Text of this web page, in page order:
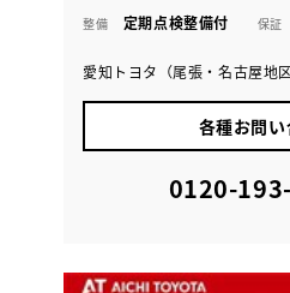
整備 定期点検整備付 保証
愛知トヨタ（尾張・名古屋
各種お問い
0120-